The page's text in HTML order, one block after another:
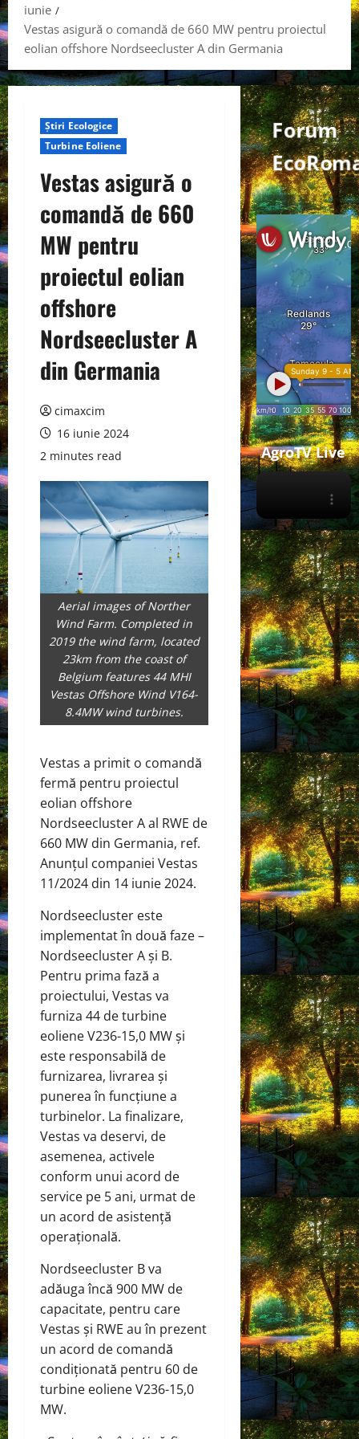
iunie
Vestas asigură o comandă de 660 MW pentru proiectul
eolian offshore Nordseecluster A din Germania
Știri Ecologice
Turbine Eoliene
Vestas asigură o
comandă de 660
MW pentru
proiectul eolian
offshore
Nordseecluster A
din Germania
cimaxcim
16 iunie 2024
2 minutes read
Aerial images of Norther
Wind Farm. Completed in
2019 the wind farm, located
23km from the coast of
Belgium features 44 MHI
Vestas Offshore Wind V164-
8.4MW wind turbines.
Vestas a primit o comandă
fermă pentru proiectul
eolian offshore
Nordseecluster A al RWE de
660 MW din Germania, ref.
Anunțul companiei Vestas
11/2024 din 14 iunie 2024.
Nordseecluster este
implementat în două faze –
Nordseecluster A și B.
Pentru prima fază a
proiectului, Vestas va
furniza 44 de turbine
eoliene V236-15,0 MW și
este responsabilă de
furnizarea, livrarea și
punerea în funcțiune a
turbinelor. La finalizare,
Vestas va deservi, de
asemenea, activele
conform unui acord de
service pe 5 ani, urmat de
un acord de asistență
operațională.
Nordseecluster B va
adăuga încă 900 MW de
capacitate, pentru care
Vestas și RWE au în prezent
un acord de comandă
condiționată pentru 60 de
turbine eoliene V236-15,0
MW.
Forum
AgroTV Live